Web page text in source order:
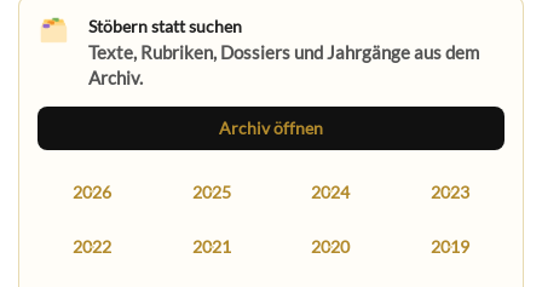
Stöbern statt suchen
Texte, Rubriken, Dossiers und Jahrgänge aus dem
Archiv.
Archiv öffnen
2026 2025 2024 2023
2022 2021 2020 2019